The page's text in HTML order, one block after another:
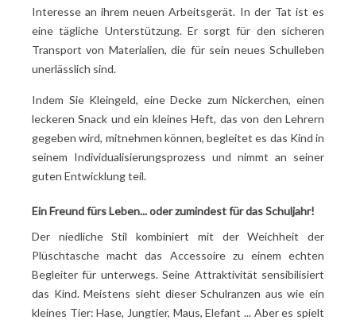
Interesse an ihrem neuen Arbeitsgerät. In der Tat ist es
eine tägliche Unterstützung. Er sorgt für den sicheren
Transport von Materialien, die für sein neues Schulleben
unerlässlich sind.
Indem Sie Kleingeld, eine Decke zum Nickerchen, einen
leckeren Snack und ein kleines Heft, das von den Lehrern
gegeben wird, mitnehmen können, begleitet es das Kind in
seinem Individualisierungsprozess und nimmt an seiner
guten Entwicklung teil.
Ein Freund fürs Leben... oder zumindest für das Schuljahr!
Der niedliche Stil kombiniert mit der Weichheit der
Plüschtasche macht das Accessoire zu einem echten
Begleiter für unterwegs. Seine Attraktivität sensibilisiert
das Kind. Meistens sieht dieser Schulranzen aus wie ein
kleines Tier: Hase, Jungtier, Maus, Elefant ... Aber es spielt